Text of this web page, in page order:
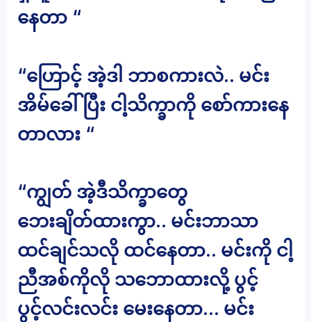
နေတာ “
“ဟြောင့် အဲ့ဒါ ဘာစကားလဲ.. မင်း
အိမ်ခေါ်ပြီး ငါ့သိက္ခာကို စော်ကားနေ
တာလား “
“ကျွတ် အဲ့ဒီသိက္ခာတွေ
ဘေးချိတ်ထားကွာ.. မင်းဘာသာ
ထင်ချင်သလို ထင်နေတာ.. မင်းကို ငါ့
ညီအစ်ကိုလို သဘောထားလို့ ပွင့်
ပွင့်လင်းလင်း မေးနေတာ… မင်း